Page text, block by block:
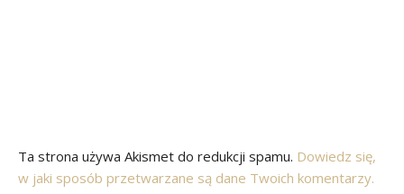
Ta strona używa Akismet do redukcji spamu. Dowiedz się,
w jaki sposób przetwarzane są dane Twoich komentarzy.